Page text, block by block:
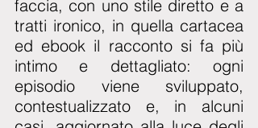
faccia, con uno stile diretto e a
tratti ironico, in quella cartacea
ed ebook il racconto si fa più
intimo e dettagliato: ogni
episodio viene sviluppato,
contestualizzato e, in alcuni